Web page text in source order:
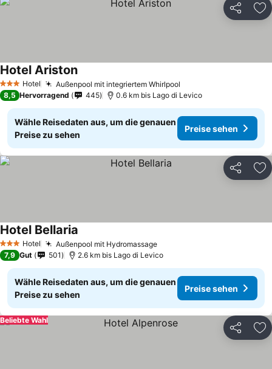
Teilen
3 SterneHotel Außenpool mit integriertem Whirlpool
Hotel AristonPreise sehen
8,5 Hervorragend 445 0.6 km bis Lago di Levico
Wähle Reisedaten aus, um die genauen
Preise zu sehen
Preise sehen
Teilen
3 SterneHotel Außenpool mit HydromassagePreise sehen
Hotel Bellaria
7,9 Gut 501 2.6 km bis Lago di Levico
Wähle Reisedaten aus, um die genauen
Preise zu sehen
Preise sehen
Teilen
Beliebte Wahl